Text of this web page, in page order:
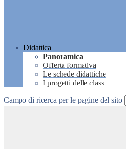
Didattica
Panoramica
Offerta formativa
Le schede didattiche
I progetti delle classi
Campo di ricerca per le pagine del sito